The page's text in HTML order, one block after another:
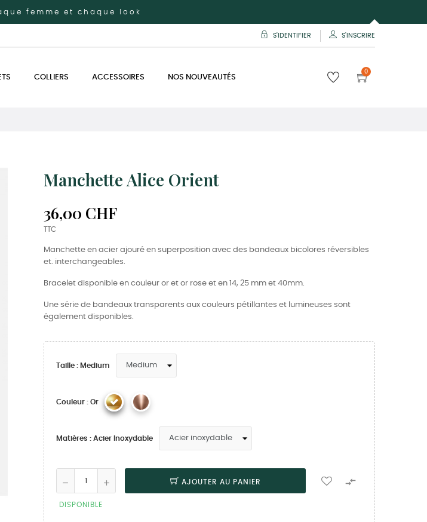
femme et chaque look
S'IDENTIFIER S'INSCRIRE
COLLIERS ACCESSOIRES NOS NOUVEAUTÉS
0
Manchette Alice Orient
36,00 CHF
TTC
Manchette en acier ajouré en superposition avec des bandeaux bicolores réversibles
et. interchangeables.
Bracelet disponible en couleur or et or rose et en 14, 25 mm et 40mm.
Une série de bandeaux transparents aux couleurs pétillantes et lumineuses sont
également disponibles.
Taille : Medium
Couleur : Or
Matières : Acier Inoxydable
AJOUTER AU PANIER 
DISPONIBLE